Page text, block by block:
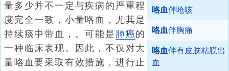
咯血伴呛咳
咯血伴胸痛
咯血伴有皮肤粘膜出
血
量多少并不一定与疾病的严重程
度完全一致，小量咯血，尤其是
持续痰中带血，。可能是 肺癌的
一种临床表现。因此，不仅对大
量咯血要采取有效措施，进行止